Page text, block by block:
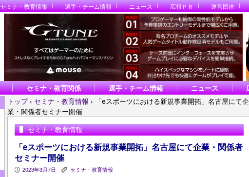
セミナ・教育情報 選手・チーム情報 ニュース 広報ＰＲ 運営団体
セミナ・教育関係 選手・チーム情報 ニュース
トップ › セミナ・教育情報 ›
「eスポーツにおける新規事業開拓」名古屋にて企
業・関係者セミナー開催
セミナ・教育情報
「eスポーツにおける新規事業開拓」名古屋にて企業・関係者
セミナー開催
P 2023年3月7日 K セミナ・教育情報